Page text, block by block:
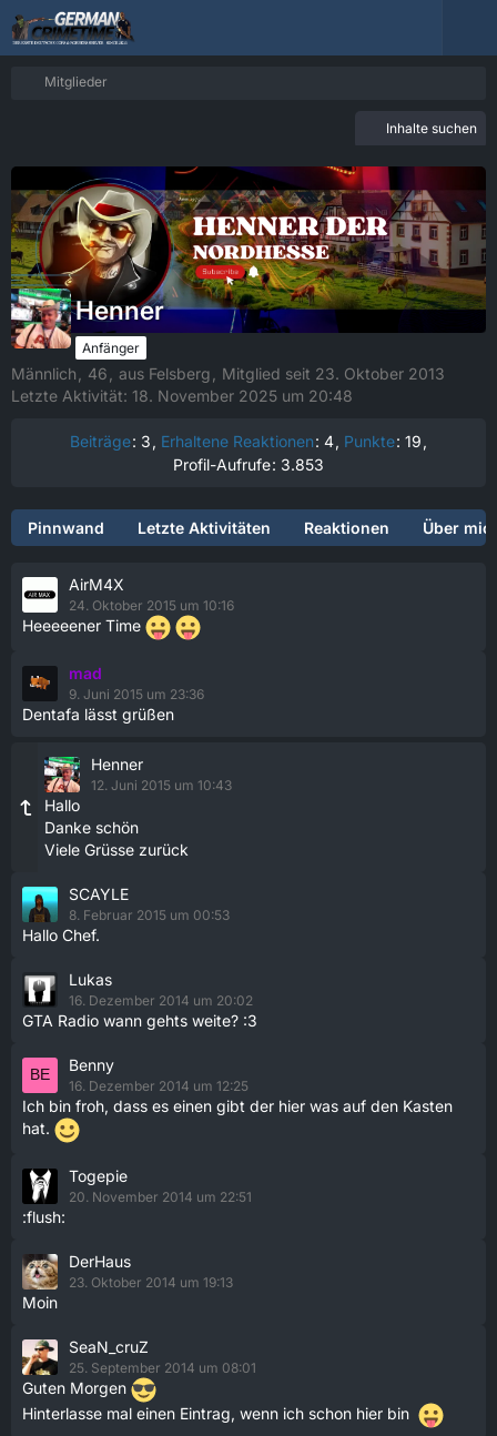
Mitglieder
Inhalte suchen
Henner
Anfänger
Männlich 46 aus Felsberg
Mitglied seit 23. Oktober 2013
Letzte Aktivität: 18. November 2025 um 20:48
Beiträge 3 Erhaltene Reaktionen 4 Punkte 19
Profil-Aufrufe 3.853
Pinnwand Letzte Aktivitäten Reaktionen Über
AirM4X
24. Oktober 2015 um 10:16
Heeeeener Time
mad
9. Juni 2015 um 23:36
Dentafa lässt grüßen
Henner
12. Juni 2015 um 10:43
Hallo
Danke schön
Viele Grüsse zurück
SCAYLE
8. Februar 2015 um 00:53
Hallo Chef.
Lukas
16. Dezember 2014 um 20:02
GTA Radio wann gehts weite? :3
Benny
16. Dezember 2014 um 12:25
Ich bin froh, dass es einen gibt der hier was auf den Kasten
hat.
Togepie
20. November 2014 um 22:51
:flush:
DerHaus
23. Oktober 2014 um 19:13
Moin
SeaN_cruZ
25. September 2014 um 08:01
Guten Morgen
Hinterlasse mal einen Eintrag, wenn ich schon hier bin